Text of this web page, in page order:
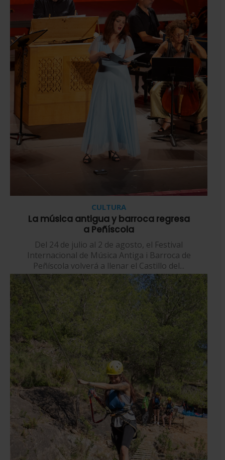
CULTURA
La música antigua y barroca regresa
a Peñíscola
Del 24 de julio al 2 de agosto, el Festival
Internacional de Música Antiga i Barroca de
Peñíscola volverá a llenar el Castillo del...